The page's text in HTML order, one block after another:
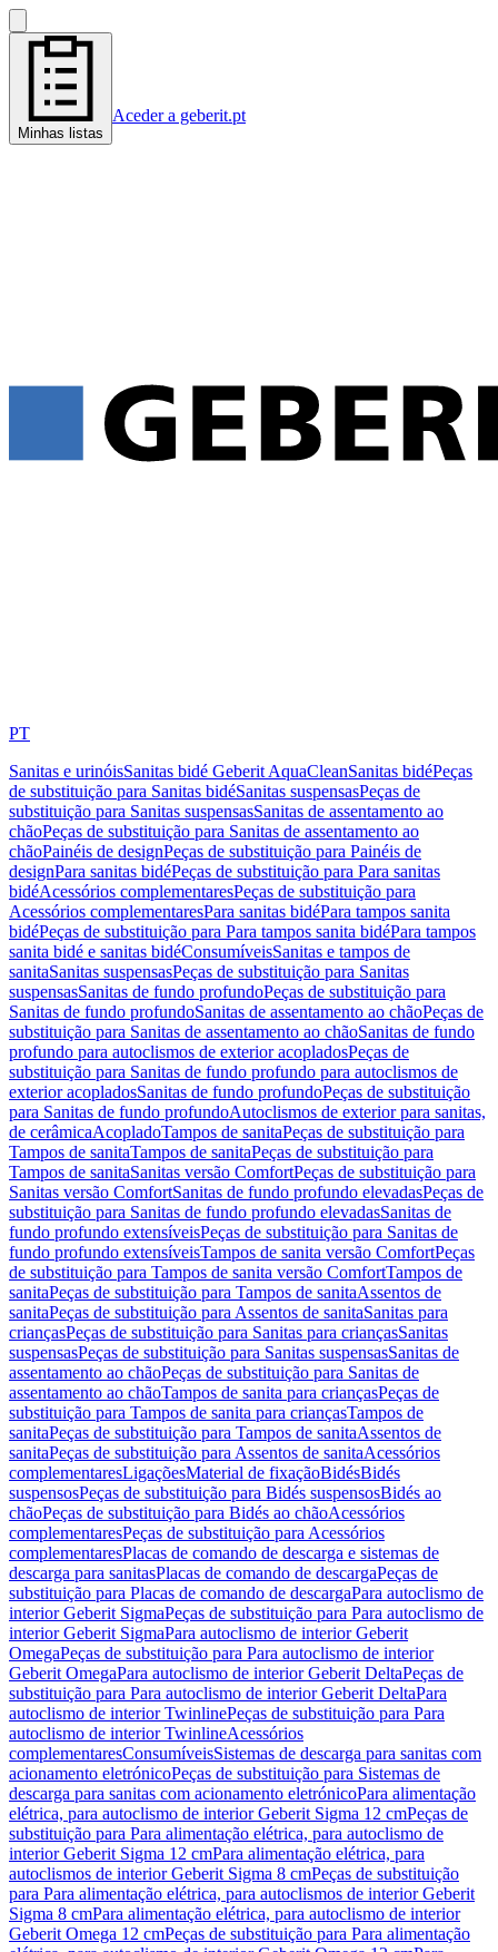
Minhas listas
Aceder a geberit.pt
PT
Sanitas e urinóisSanitas bidé Geberit AquaCleanSanitas bidéPeças
de substituição para Sanitas bidéSanitas suspensasPeças de
substituição para Sanitas suspensasSanitas de assentamento ao
chãoPeças de substituição para Sanitas de assentamento ao
chãoPainéis de designPeças de substituição para Painéis de
designPara sanitas bidéPeças de substituição para Para sanitas
bidéAcessórios complementaresPeças de substituição para
Acessórios complementaresPara sanitas bidéPara tampos sanita
bidéPeças de substituição para Para tampos sanita bidéPara tampos
sanita bidé e sanitas bidéConsumíveisSanitas e tampos de
sanitaSanitas suspensasPeças de substituição para Sanitas
suspensasSanitas de fundo profundoPeças de substituição para
Sanitas de fundo profundoSanitas de assentamento ao chãoPeças de
substituição para Sanitas de assentamento ao chãoSanitas de fundo
profundo para autoclismos de exterior acopladosPeças de
substituição para Sanitas de fundo profundo para autoclismos de
exterior acopladosSanitas de fundo profundoPeças de substituição
para Sanitas de fundo profundoAutoclismos de exterior para sanitas,
de cerâmicaAcopladoTampos de sanitaPeças de substituição para
Tampos de sanitaTampos de sanitaPeças de substituição para
Tampos de sanitaSanitas versão ComfortPeças de substituição para
Sanitas versão ComfortSanitas de fundo profundo elevadasPeças de
substituição para Sanitas de fundo profundo elevadasSanitas de
fundo profundo extensíveisPeças de substituição para Sanitas de
fundo profundo extensíveisTampos de sanita versão ComfortPeças
de substituição para Tampos de sanita versão ComfortTampos de
sanitaPeças de substituição para Tampos de sanitaAssentos de
sanitaPeças de substituição para Assentos de sanitaSanitas para
criançasPeças de substituição para Sanitas para criançasSanitas
suspensasPeças de substituição para Sanitas suspensasSanitas de
assentamento ao chãoPeças de substituição para Sanitas de
assentamento ao chãoTampos de sanita para criançasPeças de
substituição para Tampos de sanita para criançasTampos de
sanitaPeças de substituição para Tampos de sanitaAssentos de
sanitaPeças de substituição para Assentos de sanitaAcessórios
complementaresLigaçõesMaterial de fixaçãoBidésBidés
suspensosPeças de substituição para Bidés suspensosBidés ao
chãoPeças de substituição para Bidés ao chãoAcessórios
complementaresPeças de substituição para Acessórios
complementaresPlacas de comando de descarga e sistemas de
descarga para sanitasPlacas de comando de descargaPeças de
substituição para Placas de comando de descargaPara autoclismo de
interior Geberit SigmaPeças de substituição para Para autoclismo de
interior Geberit SigmaPara autoclismo de interior Geberit
OmegaPeças de substituição para Para autoclismo de interior
Geberit OmegaPara autoclismo de interior Geberit DeltaPeças de
substituição para Para autoclismo de interior Geberit DeltaPara
autoclismo de interior TwinlinePeças de substituição para Para
autoclismo de interior TwinlineAcessórios
complementaresConsumíveisSistemas de descarga para sanitas com
acionamento eletrónicoPeças de substituição para Sistemas de
descarga para sanitas com acionamento eletrónicoPara alimentação
elétrica, para autoclismo de interior Geberit Sigma 12 cmPeças de
substituição para Para alimentação elétrica, para autoclismo de
interior Geberit Sigma 12 cmPara alimentação elétrica, para
autoclismos de interior Geberit Sigma 8 cmPeças de substituição
para Para alimentação elétrica, para autoclismos de interior Geberit
Sigma 8 cmPara alimentação elétrica, para autoclismo de interior
Geberit Omega 12 cmPeças de substituição para Para alimentação